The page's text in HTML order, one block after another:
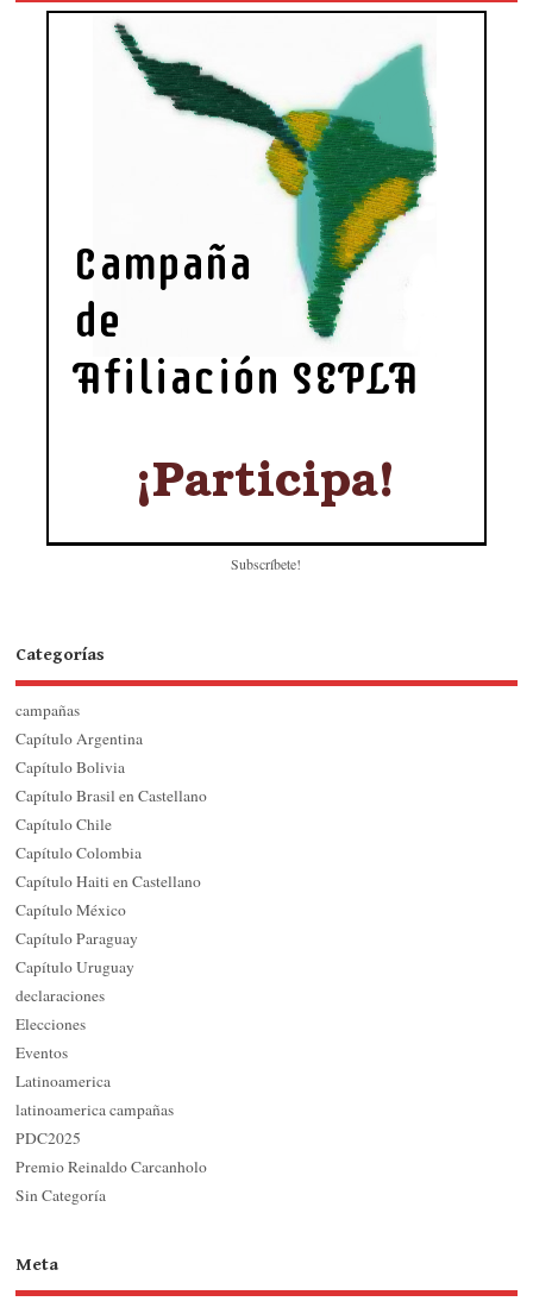
Subscríbete!
Categorías
campañas
Capítulo Argentina
Capítulo Bolivia
Capítulo Brasil en Castellano
Capítulo Chile
Capítulo Colombia
Capítulo Haiti en Castellano
Capítulo México
Capítulo Paraguay
Capítulo Uruguay
declaraciones
Elecciones
Eventos
Latinoamerica
latinoamerica campañas
PDC2025
Premio Reinaldo Carcanholo
Sin Categoría
Meta